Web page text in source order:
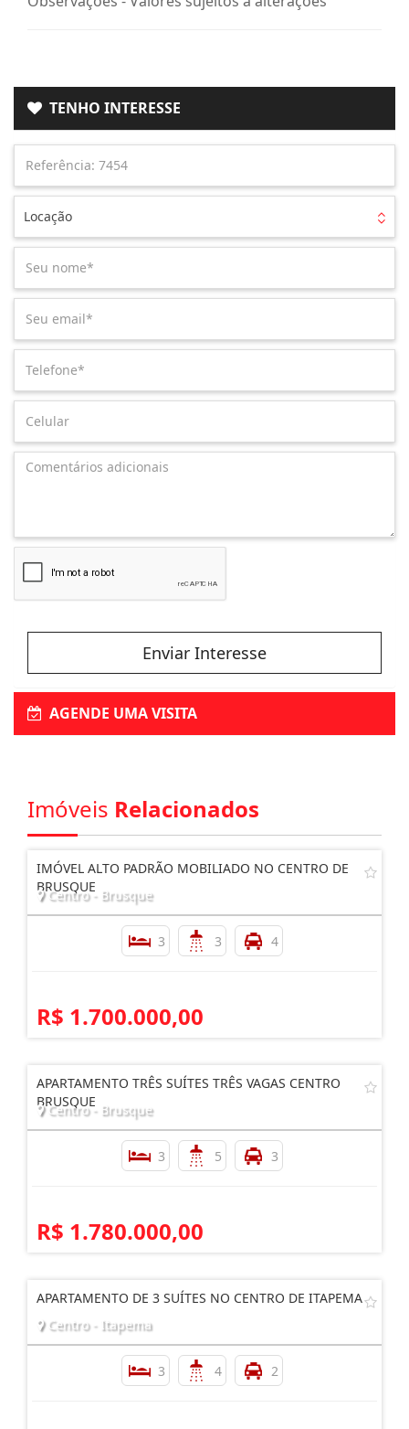
TENHO INTERESSE
Locação
Enviar Interesse
AGENDE UMA VISITA
Imóveis Relacionados
IMÓVEL ALTO PADRÃO MOBILIADO NO CENTRO DE
BRUSQUE
Centro - Brusque
3 3 4
R$ 1.700.000,00
APARTAMENTO TRÊS SUÍTES TRÊS VAGAS CENTRO
BRUSQUE
Centro - Brusque
3 5 3
R$ 1.780.000,00
APARTAMENTO DE 3 SUÍTES NO CENTRO DE ITAPEMA
Centro - Itapema
3 4 2